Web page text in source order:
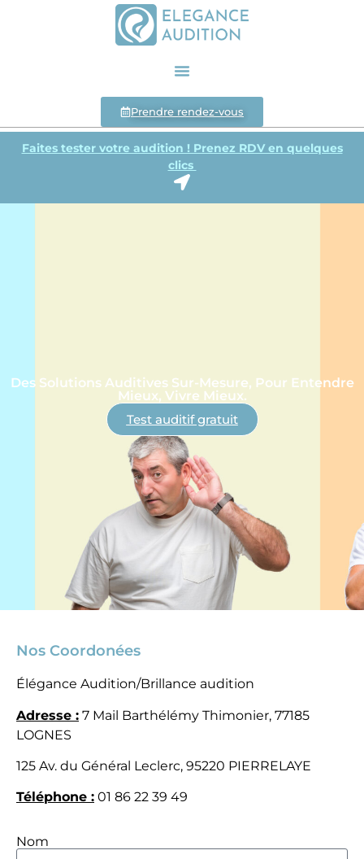
Prendre rendez-vous
Faites tester votre audition ! Prenez RDV en quelques
clics
Des Solutions Auditives Sur-Mesure, Pour Entendre
Mieux, Vivre Mieux.
Test auditif gratuit
Nos Coordonées
Élégance Audition/Brillance audition
Adresse : 7 Mail Barthélémy Thimonier, 77185
LOGNES
125 Av. du Général Leclerc, 95220 PIERRELAYE
Téléphone : 01 86 22 39 49
Nom